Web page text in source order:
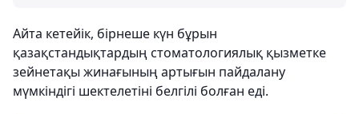
Айта кетейік, бірнеше күн бұрын
қазақстандықтардың стоматологиялық қызметке
зейнетақы жинағының артығын пайдалану
мүмкіндігі шектелетіні белгілі болған еді.